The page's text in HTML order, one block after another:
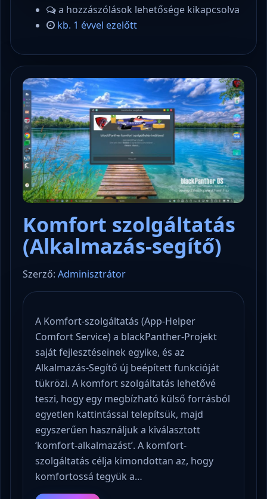
a hozzászólások lehetősége kikapcsolva
kb. 1 évvel ezelőtt
Komfort szolgáltatás
(Alkalmazás-segítő)
Szerző: Adminisztrátor
A Komfort-szolgáltatás (App-Helper
Comfort Service) a blackPanther-Projekt
saját fejlesztéseinek egyike, és az
Alkalmazás-Segítő új beépített funkcióját
tükrözi. A komfort szolgáltatás lehetővé
teszi, hogy egy megbízható külső forrásból
egyetlen kattintással telepítsük, majd
egyszerűen használjuk a kiválasztott
‘komfort-alkalmazást’. A komfort-
szolgáltatás célja kimondottan az, hogy
komfortossá tegyük a…